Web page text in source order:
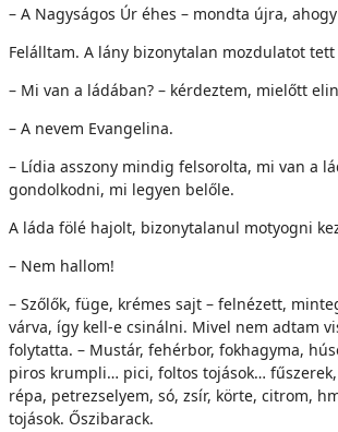
– A Nagyságos Úr éhes – mondta újra,
Felálltam. A lány bizonytalan mozdulatot
– Mi van a ládában? – kérdeztem, mielőtt
– A nevem Evangelina.
– Lídia asszony mindig felsorolta, mi van a
gondolkodni, mi legyen belőle.
A láda fölé hajolt, bizonytalanul motyogni
– Nem hallom!
– Szőlők, füge, krémes sajt – felnézett,
várva, így kell-e csinálni. Mivel nem adtam
folytatta. – Mustár, fehérbor, fokhagyma,
piros krumpli… pici, foltos tojások…
répa, petrezselyem, só, zsír, körte, citrom,
tojások. Őszibarack.